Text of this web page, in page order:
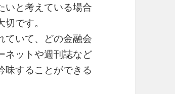
いと考えている場合
です。
ていて、どの金融会
ネットや週刊誌など
味することができる